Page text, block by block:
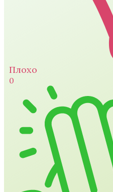
Плохо
0